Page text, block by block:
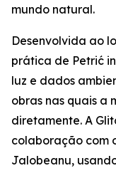
mundo natural.
Desenvolvida ao
prática de Petrić
luz e dados
obras nas quais a
diretamente. A
colaboração com
Jalobeanu,